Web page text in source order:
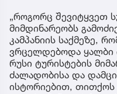
„როგორც შევიტყვეთ
მიმდინარეობს
კამპანიის საქმეზე,
ვრცელდებოდა ყალბი
რუსი ტურისტების
ძალადობისა და
ისტორიებით, თითქოს